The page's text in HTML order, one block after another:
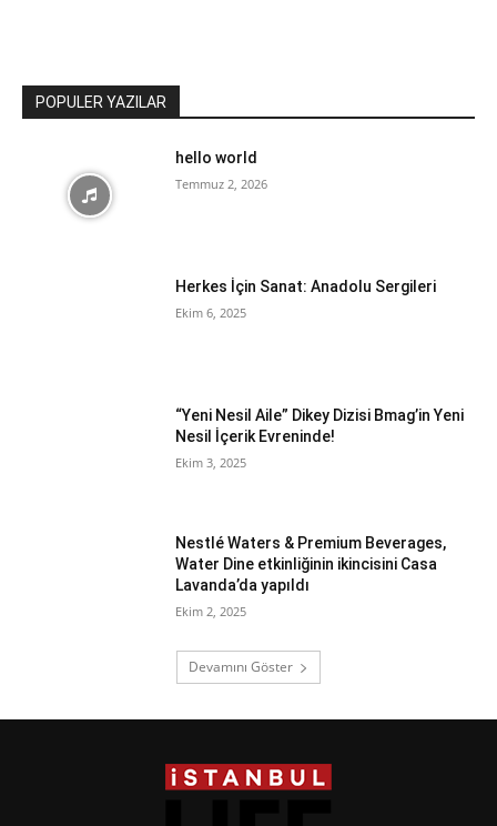
POPULER YAZILAR
hello world
Temmuz 2, 2026
Herkes İçin Sanat: Anadolu Sergileri
Ekim 6, 2025
“Yeni Nesil Aile” Dikey Dizisi Bmag’in Yeni
Nesil İçerik Evreninde!
Ekim 3, 2025
Nestlé Waters & Premium Beverages,
Water Dine etkinliğinin ikincisini Casa
Lavanda’da yapıldı
Ekim 2, 2025
Devamını Göster